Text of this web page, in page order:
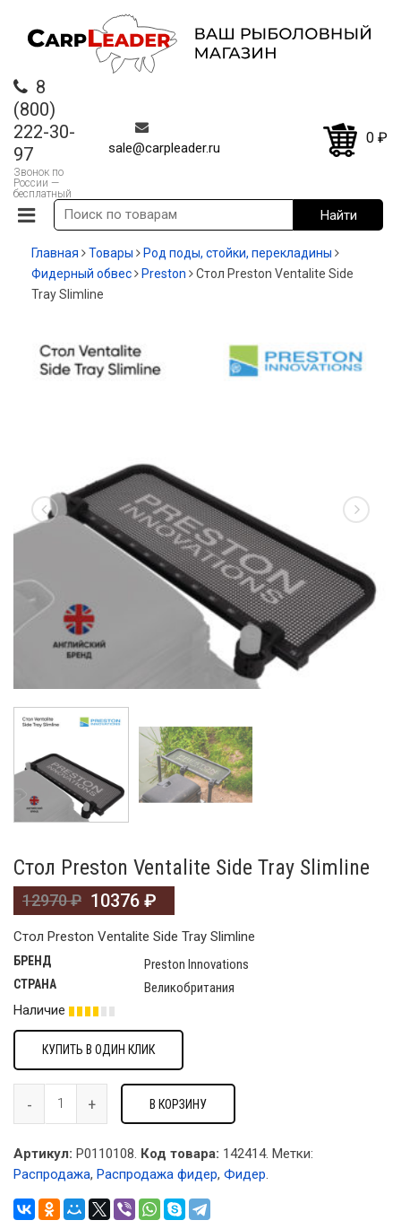
8
(800)
222-30-
97
Звонок по
России —
бесплатный
sale@carpleader.ru
0 ₽
Главная Товары
Род поды, стойки, перекладины
Фидерный обвес
Preston
Стол Preston Ventalite Side
Tray Slimline
-20%
Стол Preston Ventalite Side Tray Slimline
12970₽ 10376 ₽
Стол Preston Ventalite Side Tray Slimline
БРЕНД Preston Innovations
СТРАНА
Великобритания
Наличие
КУПИТЬ В ОДИН КЛИК
В КОРЗИНУ
Артикул: P0110108. Код товара: 142414. Метки:
Распродажа, Распродажа фидер, Фидер.